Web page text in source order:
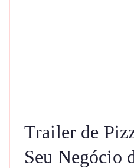
Trailer de
Seu Negócio